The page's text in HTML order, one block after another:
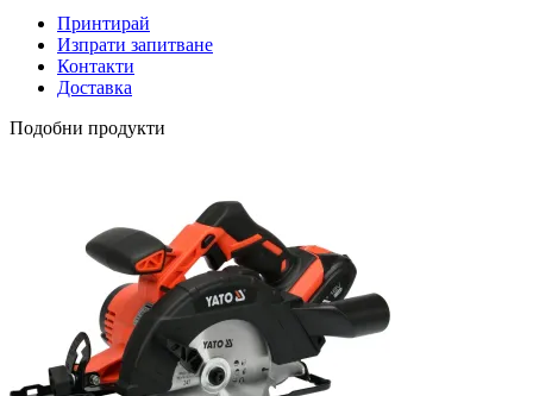
Принтирай
Изпрати запитване
Контакти
Доставка
Подобни продукти